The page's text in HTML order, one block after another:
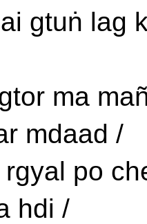
gtuṅ lag
ma
mdaad /
po
hdi /